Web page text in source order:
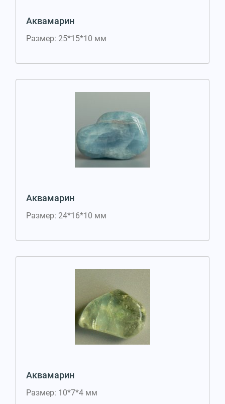
Аквамарин
Размер: 25*15*10 мм
Аквамарин
Размер: 24*16*10 мм
Аквамарин
Размер: 10*7*4 мм